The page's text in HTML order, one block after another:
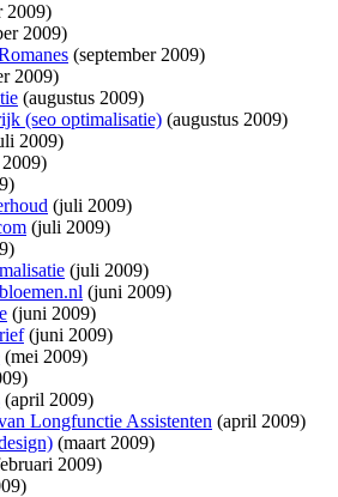
2009)
2009)
(september 2009)
2009)
(augustus 2009)
(seo optimalisatie) (augustus 2009)
2009)
(juli 2009)
(juli 2009)
(juli 2009)
(juni 2009)
(juni 2009)
(juni 2009)
(mei 2009)
(april 2009)
Longfunctie Assistenten (april 2009)
(maart 2009)
2009)